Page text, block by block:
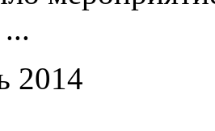
2014